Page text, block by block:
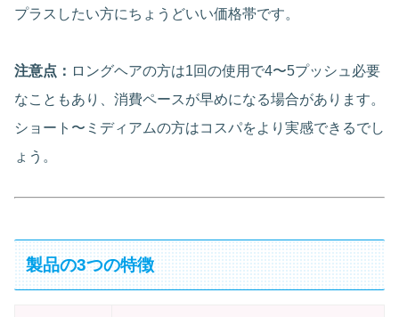
プラスしたい方にちょうどいい価格帯です。
注意点： ロングヘアの方は1回の使用で4〜5プッシュ必要
なこともあり、消費ペースが早めになる場合があります。
ショート〜ミディアムの方はコスパをより実感できるでし
ょう。
製品の3つの特徴